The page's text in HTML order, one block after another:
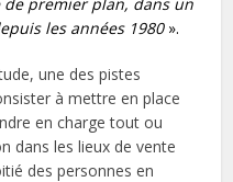
les années 1980».
une des pistes
à mettre en place
en charge tout ou
dans les lieux de vente
des personnes en